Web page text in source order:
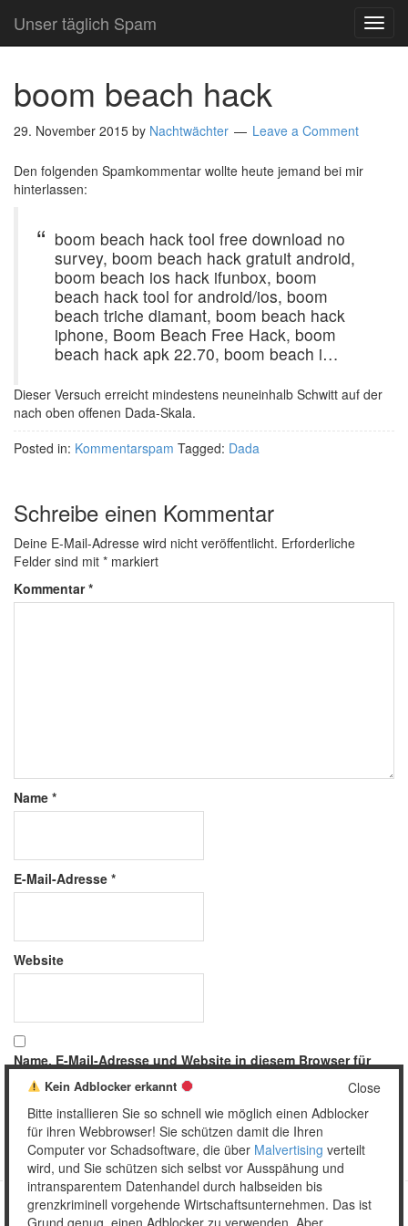
Unser täglich Spam
boom beach hack
29. November 2015 by Nachtwächter Leave a Comment
Den folgenden Spamkommentar wollte heute jemand bei mir
hinterlassen:
boom beach hack tool free download no
survey, boom beach hack gratuit android,
boom beach ios hack ifunbox, boom
beach hack tool for android/ios, boom
beach triche diamant, boom beach hack
iphone, Boom Beach Free Hack, boom
beach hack apk 22.70, boom beach i…
Dieser Versuch erreicht mindestens neuneinhalb Schwitt auf der
nach oben offenen Dada-Skala.
Posted in: Kommentarspam Tagged: Dada
Schreibe einen Kommentar
Deine E-Mail-Adresse wird nicht veröffentlicht. Erforderliche
Felder sind mit * markiert
Kommentar*
Name *
E-Mail-Adresse *
Website
Name, E-Mail-Adresse und Website in diesem Browser für
meinen nächsten Kommentar speichern.
Close
Kein Adblocker erkannt
Bitte installieren Sie so schnell wie möglich einen Adblocker
für ihren Webbrowser! Sie schützen damit die Ihren
Computer vor Schadsoftware, die über Malvertising verteilt
wird, und Sie schützen sich selbst vor Ausspähung und
intransparentem Datenhandel durch halbseiden bis
grenzkriminell vorgehende Wirtschaftsunternehmen. Das ist
Grund genug, einen Adblocker zu verwenden. Aber